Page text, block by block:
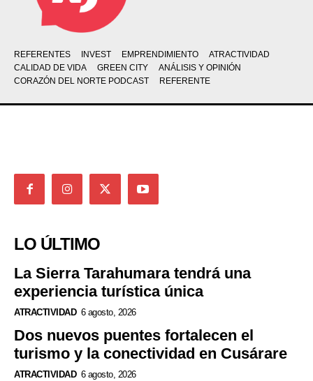
REFERENTES INVEST EMPRENDIMIENTO
ATRACTIVIDAD
CALIDAD DE VIDA
GREEN CITY
ANÁLISIS Y OPINIÓN
CORAZÓN DEL NORTE PODCAST
REFERENTE
LO ÚLTIMO
La Sierra Tarahumara tendrá una
experiencia turística única
ATRACTIVIDAD 6 agosto, 2026
Dos nuevos puentes fortalecen el
turismo y la conectividad en Cusárare
ATRACTIVIDAD 6 agosto, 2026